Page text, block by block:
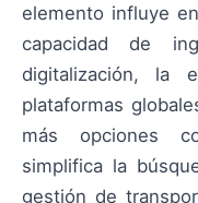
elemento influye
capacidad de
digitalización, la
plataformas
más opciones
simplifica la
gestión de